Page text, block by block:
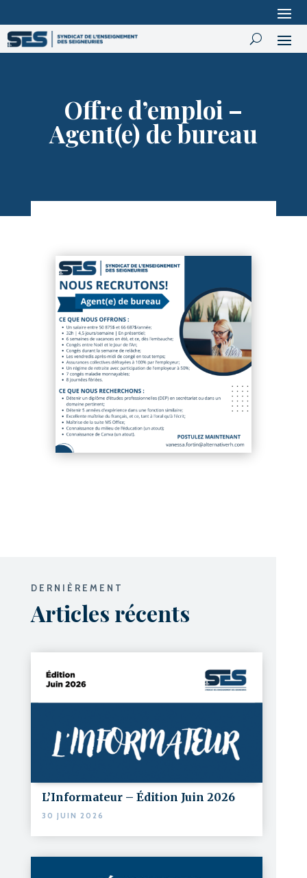
Offre d’emploi –
Agent(e) de bureau
DERNIÈREMENT
Articles récents
L’Informateur – Édition Juin 2026
30 JUIN 2026